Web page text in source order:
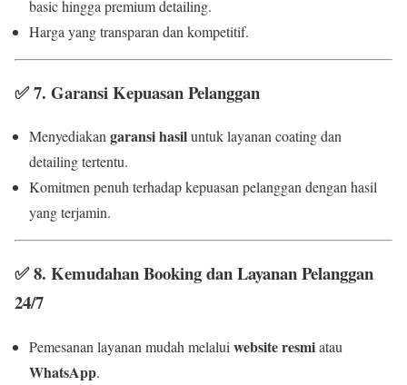
basic hingga premium detailing.
Harga yang transparan dan kompetitif.
✅7. Garansi Kepuasan Pelanggan
Menyediakangaransi hasiluntuk layanan coating dan
detailing tertentu.
Komitmen penuh terhadap kepuasan pelanggan dengan hasil
yang terjamin.
✅8. Kemudahan Booking dan Layanan Pelanggan
24/7
Pemesanan layanan mudah melalui website resmiatau
WhatsApp.